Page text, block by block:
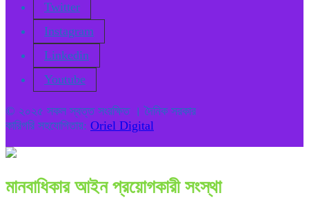
Twitter
Instagram
Linkedin
Youtube
© ২০২৫ সকল স্বত্ত সংরক্ষিত । দৈনিক সরকার
কারিগরি সহযোগিতায়: Oriel Digital
মানবাধিকার আইন প্রয়োগকারী সংস্থা